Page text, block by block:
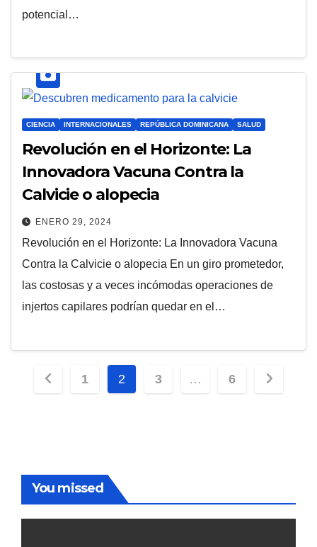
potencial…
CIENCIA INTERNACIONALES REPÚBLICA DOMINICANA SALUD
Revolución en el Horizonte: La
Innovadora Vacuna Contra la
Calvicie o alopecia
ENERO 29, 2024
Revolución en el Horizonte: La Innovadora Vacuna
Contra la Calvicie o alopecia En un giro prometedor,
las costosas y a veces incómodas operaciones de
injertos capilares podrían quedar en el…
Paginación
1 2 3 … 6
You missed